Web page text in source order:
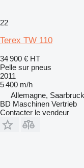
22
Terex TW 110
34 900 € HT
Pelle sur pneus
2011
5 400 m/h
Allemagne,
BD Maschinen Vertrieb
Contacter le vendeur